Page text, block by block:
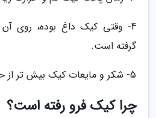
4- وقتی کیک داغ بوده، روی
گرفته است.
5- شکر و مایعات کیک بیش تر از حد معمول بوده است.
چرا کیک فرو رفته است؟